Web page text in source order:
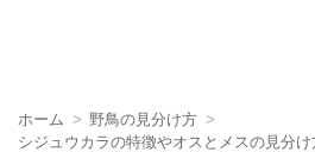
ホーム
野鳥の見分け方
シジュウカラの特徴やオスとメスの見分け